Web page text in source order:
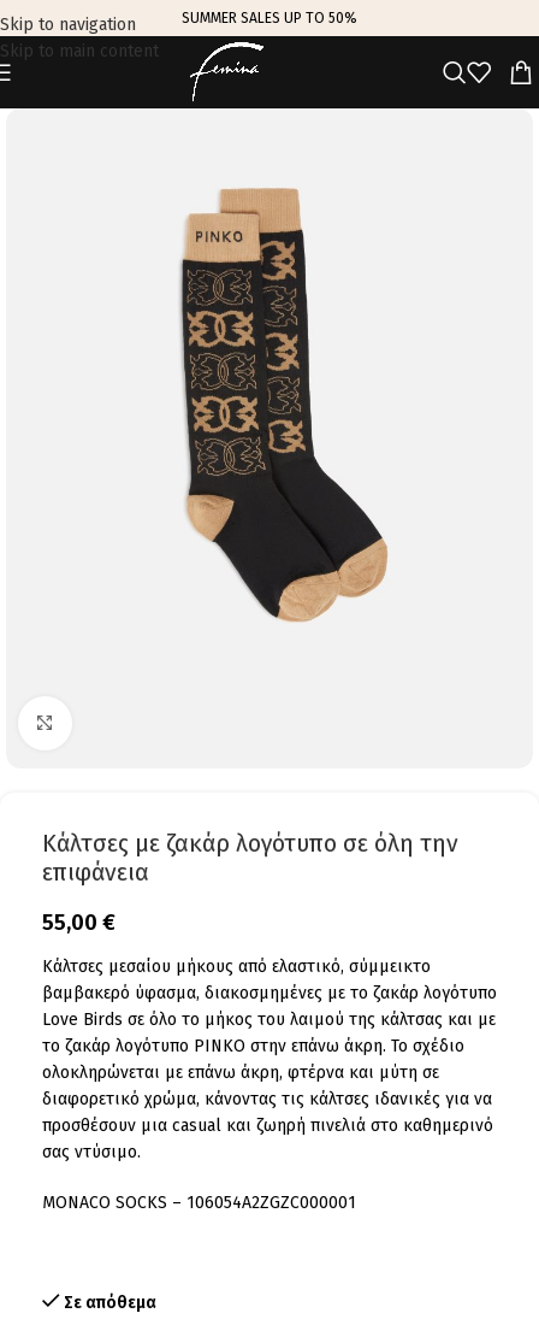
Skip to navigation
Skip to main content
SUMMER SALES UP TO 50%
Κάλτσες με ζακάρ λογότυπο σε όλη την
επιφάνεια
55,00 €
Κάλτσες μεσαίου μήκους από ελαστικό, σύμμεικτο
βαμβακερό ύφασμα, διακοσμημένες με το ζακάρ λογότυπο
Love Birds σε όλο το μήκος του λαιμού της κάλτσας και με
το ζακάρ λογότυπο PINKO στην επάνω άκρη. Το σχέδιο
ολοκληρώνεται με επάνω άκρη, φτέρνα και μύτη σε
διαφορετικό χρώμα, κάνοντας τις κάλτσες ιδανικές για να
προσθέσουν μια casual και ζωηρή πινελιά στο καθημερινό
σας ντύσιμο.
MONACO SOCKS – 106054A2ZGZC000001
Σε απόθεμα